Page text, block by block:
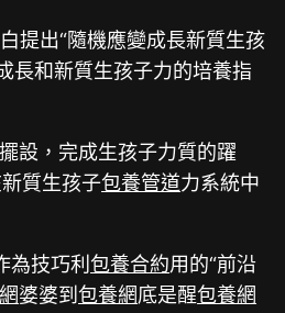
提出“隨機應變成長新質生孩
長和新質生孩子力的培養指
設，完成生孩子力質的躍
質生孩子包養管道力系統中
為技巧利包養合約用的“前沿
婆婆到包養網底是醒包養網